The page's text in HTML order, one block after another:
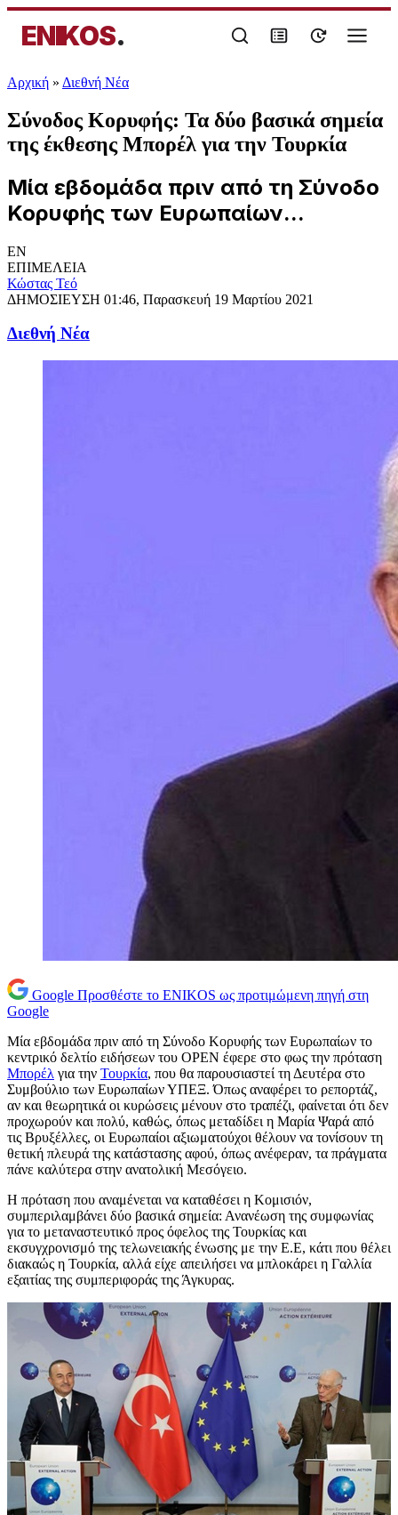
ENIKOS.
Αρχική » Διεθνή Νέα
Σύνοδος Κορυφής: Τα δύο βασικά σημεία
της έκθεσης Μπορέλ για την Τουρκία
Μία εβδομάδα πριν από τη Σύνοδο
Κορυφής των Ευρωπαίων...
EN
ΕΠΙΜΕΛΕΙΑ
Κώστας Τεό
ΔΗΜΟΣΙΕΥΣΗ 01:46, Παρασκευή 19 Μαρτίου 2021
Διεθνή Νέα
Google Προσθέστε το ENIKOS ως προτιμώμενη πηγή στη
Google
Μία εβδομάδα πριν από τη Σύνοδο Κορυφής των Ευρωπαίων το
κεντρικό δελτίο ειδήσεων του ΟΡΕΝ έφερε στο φως την πρόταση
Μπορέλ για την Τουρκία, που θα παρουσιαστεί τη Δευτέρα στο
Συμβούλιο των Ευρωπαίων ΥΠΕΞ. Όπως αναφέρει το ρεπορτάζ,
αν και θεωρητικά οι κυρώσεις μένουν στο τραπέζι, φαίνεται ότι δεν
προχωρούν και πολύ, καθώς, όπως μεταδίδει η Μαρία Ψαρά από
τις Βρυξέλλες, οι Ευρωπαίοι αξιωματούχοι θέλουν να τονίσουν τη
θετική πλευρά της κατάστασης αφού, όπως ανέφεραν, τα πράγματα
πάνε καλύτερα στην ανατολική Μεσόγειο.
Η πρόταση που αναμένεται να καταθέσει η Κομισιόν,
συμπεριλαμβάνει δύο βασικά σημεία: Ανανέωση της συμφωνίας
για το μεταναστευτικό προς όφελος της Τουρκίας και
εκσυγχρονισμό της τελωνειακής ένωσης με την Ε.Ε, κάτι που θέλει
διακαώς η Τουρκία, αλλά είχε απειλήσει να μπλοκάρει η Γαλλία
εξαιτίας της συμπεριφοράς της Άγκυρας.